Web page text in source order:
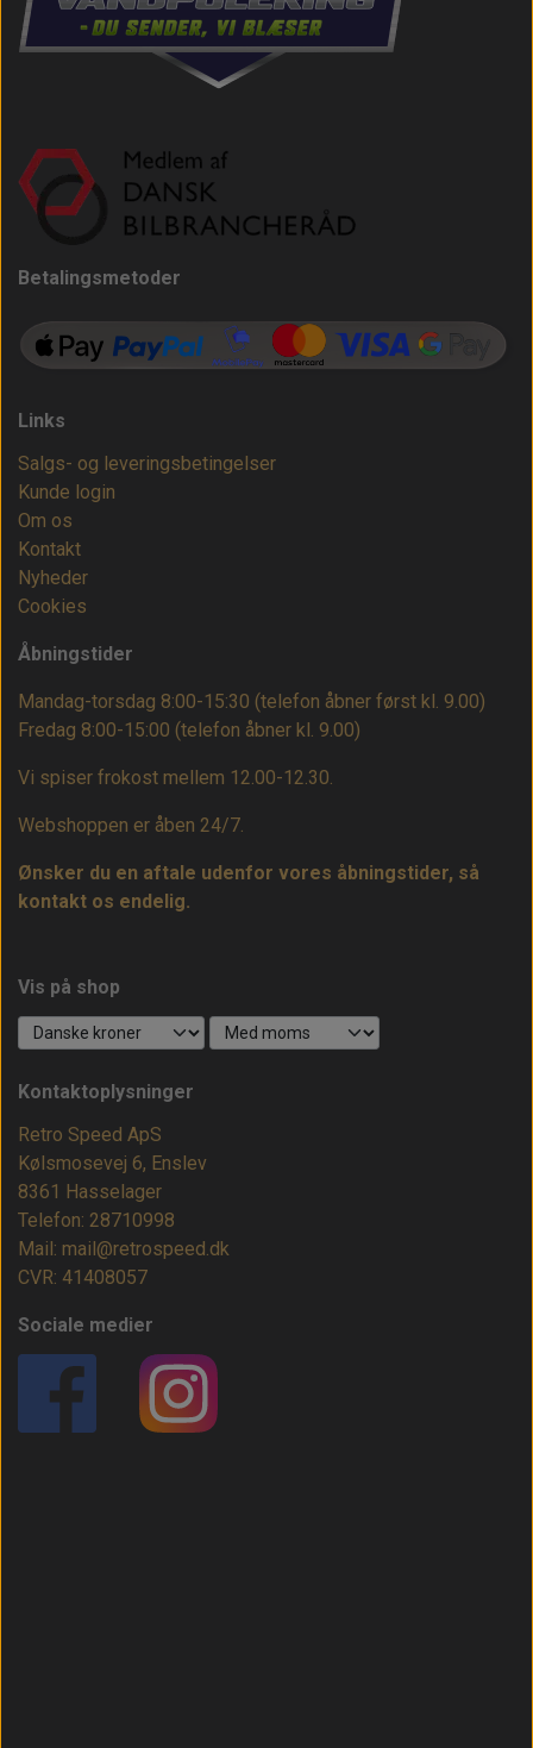
Betalingsmetoder
Links
Salgs- og leveringsbetingelser
Kunde login
Om os
Kontakt
Nyheder
Cookies
Åbningstider
Mandag-torsdag 8:00-15:30 (telefon åbner først kl. 9.00)
Fredag 8:00-15:00 (telefon åbner kl. 9.00)
Vi spiser frokost mellem 12.00-12.30.
Webshoppen er åben 24/7.
Ønsker du en aftale udenfor vores åbningstider, så
kontakt os endelig.
Vis på shop
Kontaktoplysninger
Retro Speed ApS
Kølsmosevej 6, Enslev
8361 Hasselager
Telefon: 28710998
Mail: mail@retrospeed.dk
CVR: 41408057
Sociale medier